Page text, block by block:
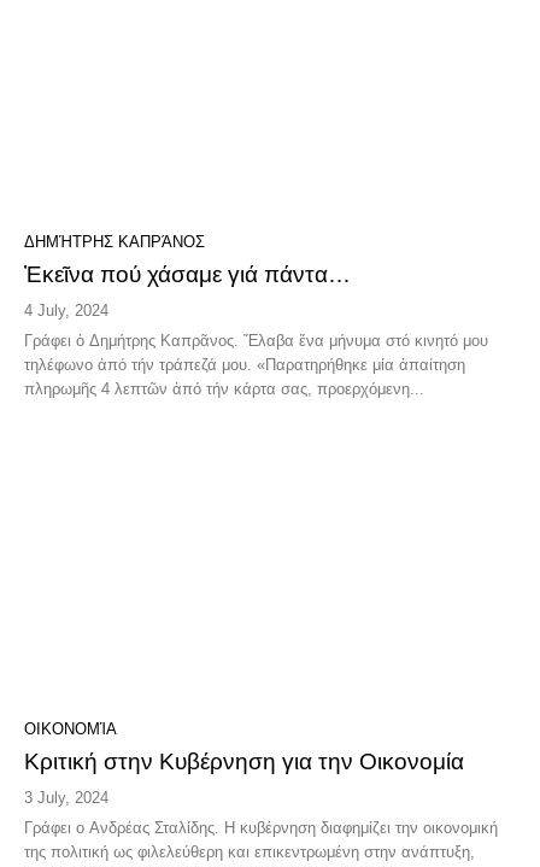
ΔΗΜΉΤΡΗΣ ΚΑΠΡΆΝΟΣ
Ἐκεῖνα πού χάσαμε γιά πάντα…
4 July, 2024
Γράφει ὁ Δημήτρης Καπρᾶνος. Ἔλαβα ἕνα μήνυμα στό κινητό μου
τηλέφωνο ἀπό τήν τράπεζά μου. «Παρατηρήθηκε μία ἀπαίτηση
πληρωμῆς 4 λεπτῶν ἀπό τήν κάρτα σας, προερχόμενη...
ΟΙΚΟΝΟΜΊΑ
Κριτική στην Κυβέρνηση για την Οικονομία
3 July, 2024
Γράφει ο Ανδρέας Σταλίδης. Η κυβέρνηση διαφημίζει την οικονομική
της πολιτική ως φιλελεύθερη και επικεντρωμένη στην ανάπτυξη,